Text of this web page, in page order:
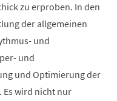
zu erproben. In den
der allgemeinen
und
und
und Optimierung der
Es wird nicht nur